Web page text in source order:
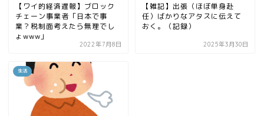
【ワイ的経済遅報】ブロック
チェーン事業者「日本で事
業？税制面考えたら無理でし
ょwww」
2022年7月8日
【雑記】出張（ほぼ単身赴
任）ばかりなアタスに伝えて
おく。（記録）
2025年3月30日
生活